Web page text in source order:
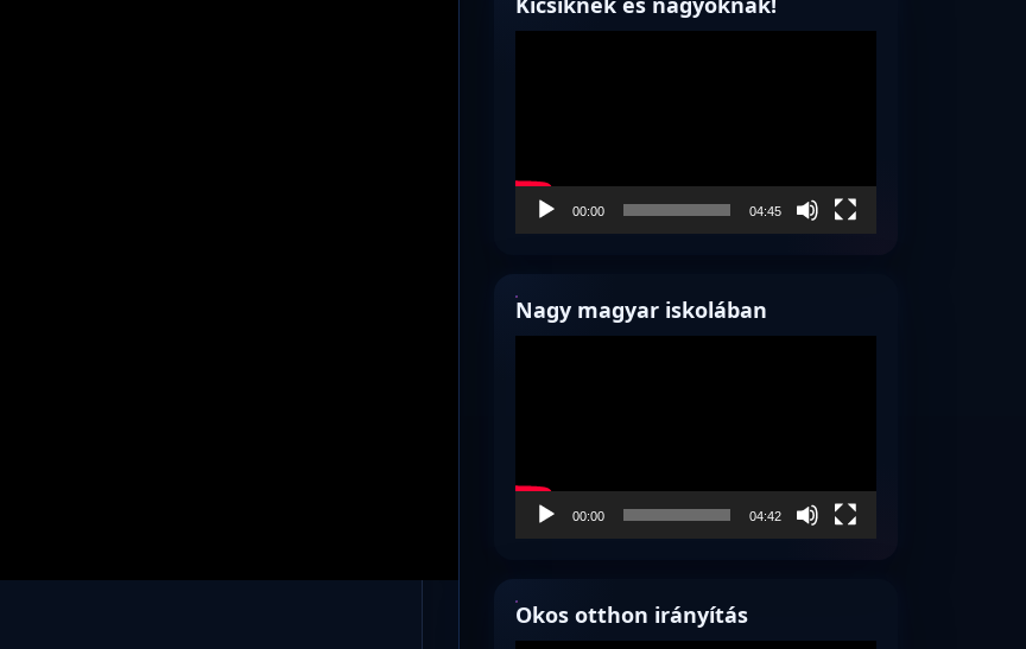
00:00 04:45
Nagy magyar iskolában
00:00 04:42
Okos otthon irányítás